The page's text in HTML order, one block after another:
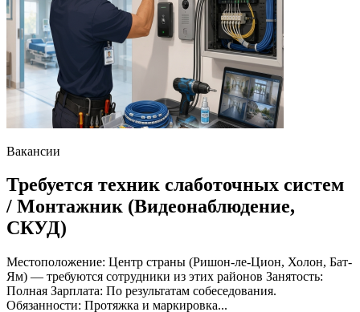
Вакансии
Требуется техник слаботочных систем
/ Монтажник (Видеонаблюдение,
СКУД)
Местоположение: Центр страны (Ришон-ле-Цион, Холон, Бат-
Ям) — требуются сотрудники из этих районов Занятость:
Полная Зарплата: По результатам собеседования.
Обязанности: Протяжка и маркировка...